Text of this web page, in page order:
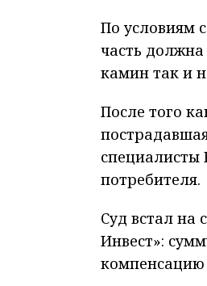
По условиям
часть
камин так и
После того
специалисты
потребителя.
Суд встал на
Инвест»:
компенсацию